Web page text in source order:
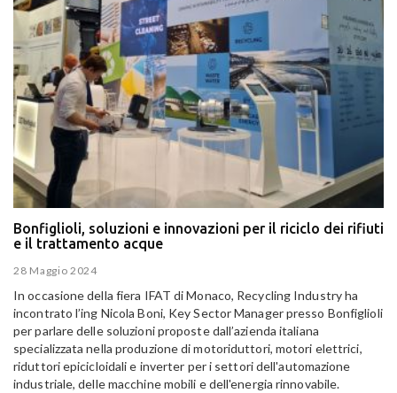
Bonfiglioli, soluzioni e innovazioni per il riciclo dei rifiuti
e il trattamento acque
28 Maggio 2024
In occasione della fiera IFAT di Monaco, Recycling Industry ha
incontrato l’ing Nicola Boni, Key Sector Manager presso Bonfiglioli
per parlare delle soluzioni proposte dall’azienda italiana
specializzata nella produzione di motoriduttori, motori elettrici,
riduttori epicicloidali e inverter per i settori dell'automazione
industriale, delle macchine mobili e dell'energia rinnovabile.